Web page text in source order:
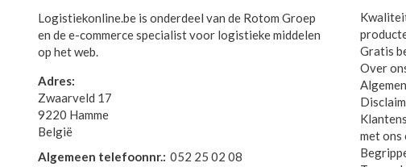
Logistiekonline.be is onderdeel van de Rotom Groep
en de e-commerce specialist voor logistieke middelen
op het web.
Adres:
Zwaarveld 17
9220 Hamme
België
Algemeen telefoonnr.: 052 25 02 08
Gratis
Over
met ons